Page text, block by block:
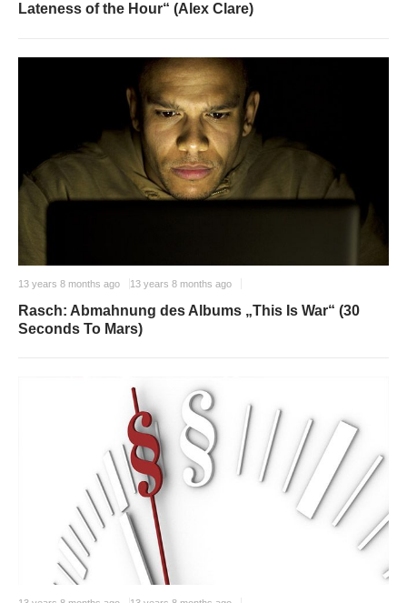
Lateness of the Hour“ (Alex Clare)
13 years 8 months ago 13 years 8 months ago
Rasch: Abmahnung des Albums „This Is War“ (30
Seconds To Mars)